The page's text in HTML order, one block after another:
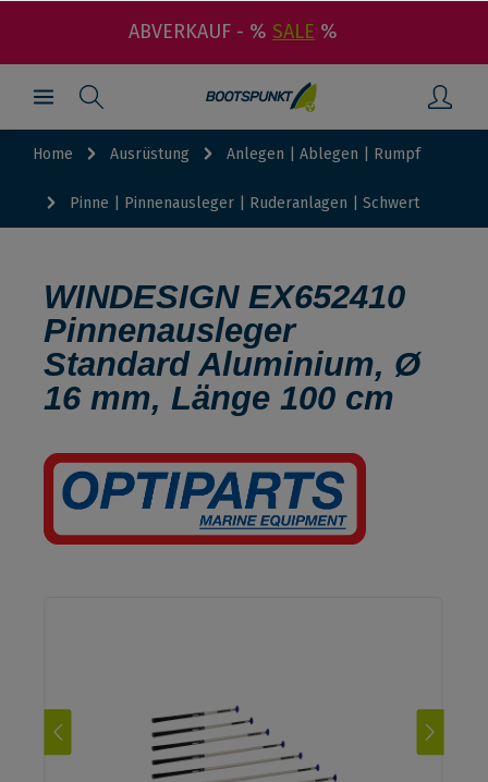
ABVERKAUF - % SALE %
Home Ausrüstung Anlegen | Ablegen | Rumpf
Pinne | Pinnenausleger | Ruderanlagen | Schwert
WINDESIGN EX652410
Pinnenausleger
Standard Aluminium, Ø
16 mm, Länge 100 cm